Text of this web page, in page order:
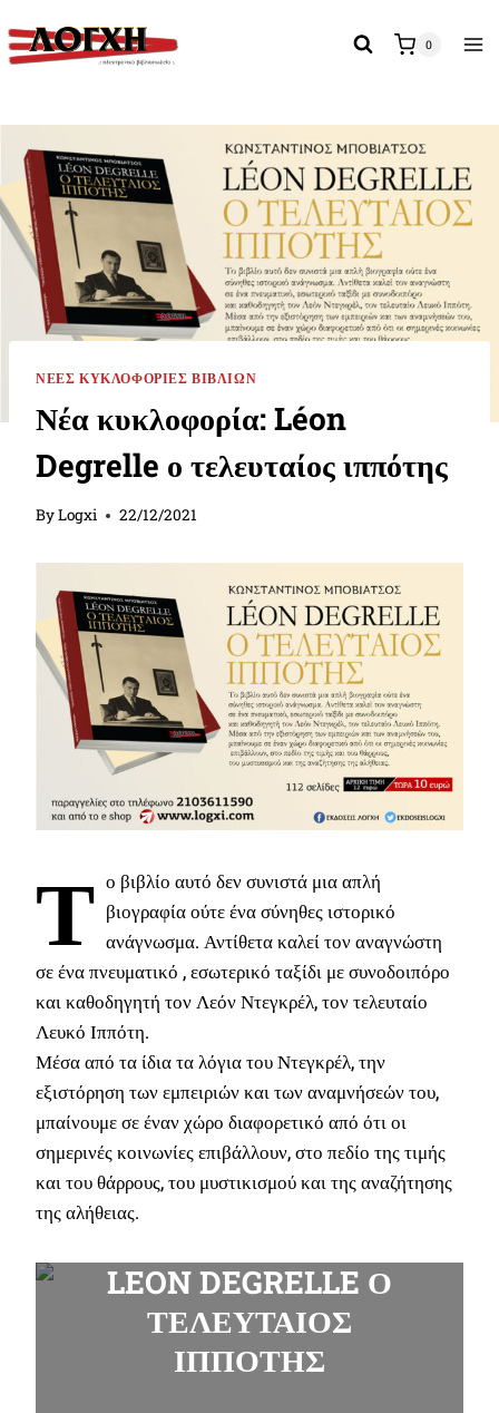
to
0
ΝΈΕΣ ΚΥΚΛΟΦΟΡΊΕΣ ΒΙΒΛΊΩΝ
Νέα κυκλοφορία: Léon
Degrelle ο τελευταίος ιππότης
ByLogxi 22/12/2021
Τ ο βιβλίο αυτό δεν συνιστά μια απλή
βιογραφία ούτε ένα σύνηθες ιστορικό
ανάγνωσμα. Αντίθετα καλεί τον αναγνώστη
σε ένα πνευματικό , εσωτερικό ταξίδι με συνοδοιπόρο
και καθοδηγητή τον Λεόν Ντεγκρέλ, τον τελευταίο
Λευκό Ιππότη.
Μέσα από τα ίδια τα λόγια του Ντεγκρέλ, την
εξιστόρηση των εμπειριών και των αναμνήσεών του,
μπαίνουμε σε έναν χώρο διαφορετικό από ότι οι
σημερινές κοινωνίες επιβάλλουν, στο πεδίο της τιμής
και του θάρρους, του μυστικισμού και της αναζήτησης
της αλήθειας.
LEON DEGRELLE Ο
ΤΕΛΕΥΤΑΙΟΣ
ΙΠΠΟΤΗΣ